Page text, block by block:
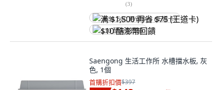
(3)
满 $1,500 再省 $75 (王道卡)
$10 酷澎幣回饋
Saengong 生活工作所 水槽擋水板, 灰
色, 1個
首購折扣價$397